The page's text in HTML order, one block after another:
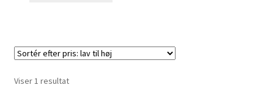
Viser 1 resultat